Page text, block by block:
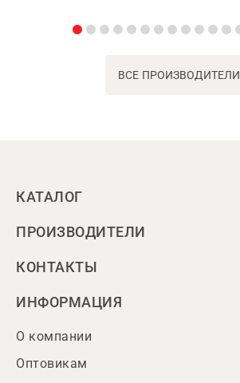
ВСЕ ПРОИЗВОДИТЕЛИ
КАТАЛОГ
ПРОИЗВОДИТЕЛИ
КОНТАКТЫ
ИНФОРМАЦИЯ
О компании
Оптовикам